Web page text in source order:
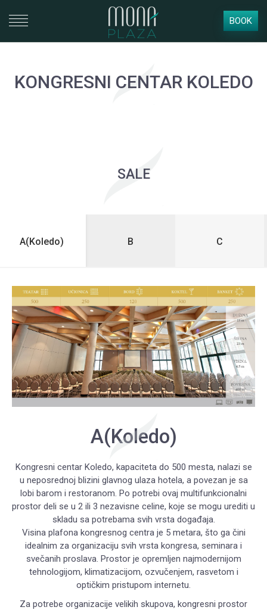
BOOK
KONGRESNI CENTAR KOLEDO
SALE
A(Koledo) B C
A(Koledo)
Kongresni centar Koledo, kapaciteta do 500 mesta, nalazi se
u neposrednoj blizini glavnog ulaza hotela, a povezan je sa
lobi barom i restoranom. Po potrebi ovaj multifunkcionalni
prostor deli se u 2 ili 3 nezavisne celine, koje se mogu urediti u
skladu sa potrebama svih vrsta događaja.
Visina plafona kongresnog centra je 5 metara, što ga čini
idealnim za organizaciju svih vrsta kongresa, seminara i
svečanih proslava. Prostor je opremljen najmodernijom
tehnologijom, klimatizacijom, ozvučenjem, rasvetom i
optičkim pristupom internetu.
Za potrebe organizacije velikih skupova, kongresni prostor